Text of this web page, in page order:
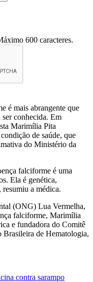
600 caracteres.
é mais abrangente que
ser conhecida. Em
Marimília Pita
de saúde, que
do Ministério da
falciforme é uma
Ela é genética,
resumiu a médica.
(ONG) Lua Vermelha,
falciforme, Marimília
e fundadora do Comitê
Brasileira de Hematologia,
contra sarampo